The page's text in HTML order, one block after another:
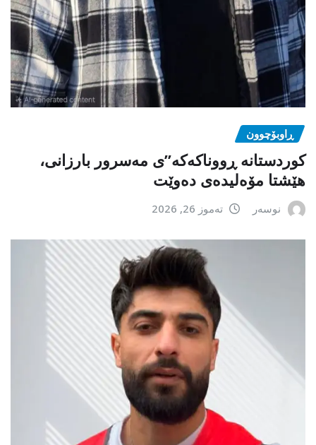
ڕاوبۆچوون
کوردستانە ڕووناکەکە”ی مەسرور بارزانی،
هێشتا مۆەلیدەی دەوێت
نوسەر تەموز 26, 2026